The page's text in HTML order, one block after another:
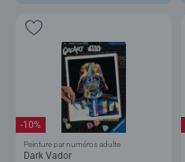
Dark Vador
-10%
Peinture par numéros adulte